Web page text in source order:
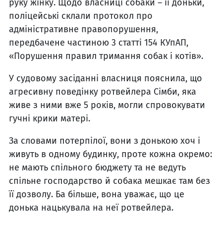
руку жінку. Щодо власниці собаки – її доньки,
поліцейські склали протокол про
адміністративне правопорушення,
передбачене частиною 3 статті 154 КУпАП,
«Порушення правил тримання собак і котів».
У судовому засіданні власниця пояснила, що
агресивну поведінку ротвейлера Сімби, яка
живе з ними вже 5 років, могли спровокувати
гучні крики матері.
За словами потерпілої, вони з донькою хоч і
живуть в одному будинку, проте кожна окремо:
не мають спільного бюджету та не ведуть
спільне господарство й собака мешкає там без
її дозволу. Ба більше, вона уважає, що це
донька нацькувала на неї ротвейлера.